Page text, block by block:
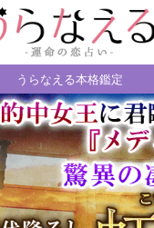
うらなえる本格鑑定